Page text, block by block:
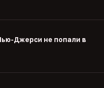
Джерси не попали в